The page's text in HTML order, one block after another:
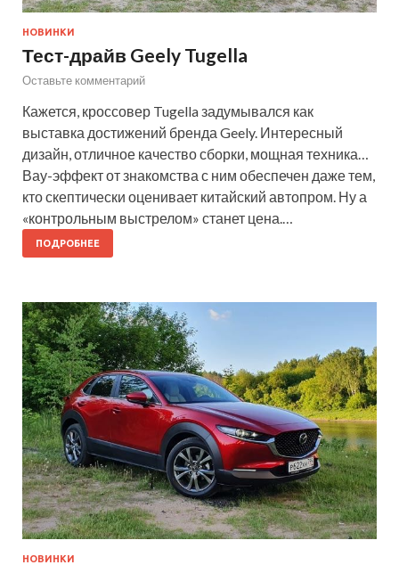
НОВИНКИ
Тест-драйв Geely Tugella
Оставьте комментарий
Кажется, кроссовер Tugella задумывался как
выставка достижений бренда Geely. Интересный
дизайн, отличное качество сборки, мощная техника…
Вау-эффект от знакомства с ним обеспечен даже тем,
кто скептически оценивает китайский автопром. Ну а
«контрольным выстрелом» станет цена.…
ПОДРОБНЕЕ
НОВИНКИ